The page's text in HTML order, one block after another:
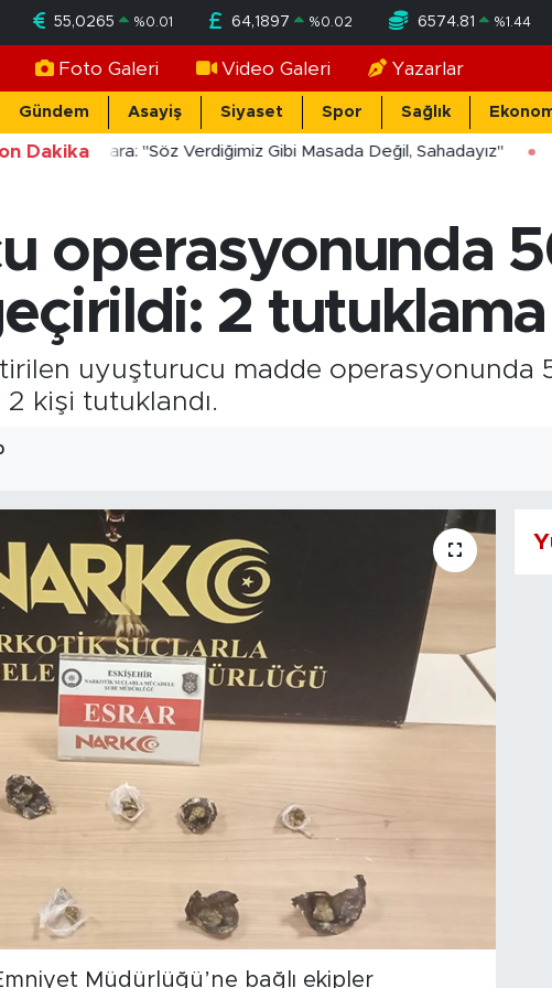
55,0265 %0.01 64,1897 %0.02 6574.81 %1.44
Foto Galeri Video Galeri Yazarlar
Gündem Asayiş Siyaset Spor Sağlık
Dakika
Okan Yücekara: "Söz Verdiğimiz Gibi Masada Değil, Sahadayız"
operasyonunda
2 tutuklama
uyuşturucu madde operasyonunda
kişi tutuklandı.
Müdürlüğü’ne bağlı ekipler